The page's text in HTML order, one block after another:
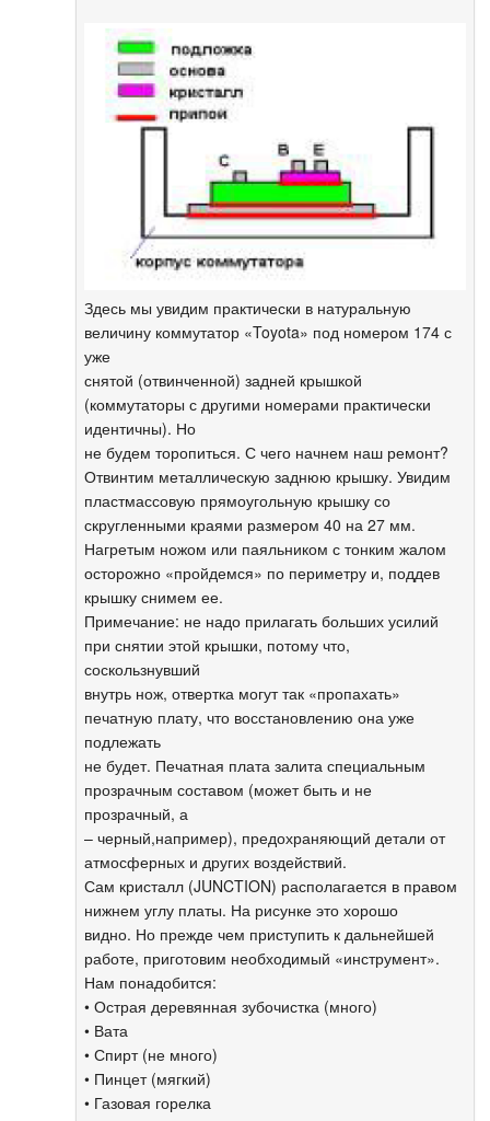
Здесь мы увидим практически в натуральную
величину коммутатор «Toyota» под номером 174 с
уже
снятой (отвинченной) задней крышкой
(коммутаторы с другими номерами практически
идентичны). Но
не будем торопиться. С чего начнем наш ремонт?
Отвинтим металлическую заднюю крышку. Увидим
пластмассовую прямоугольную крышку со
скругленными краями размером 40 на 27 мм.
Нагретым ножом или паяльником с тонким жалом
осторожно «пройдемся» по периметру и, поддев
крышку снимем ее.
Примечание: не надо прилагать больших усилий
при снятии этой крышки, потому что,
соскользнувший
внутрь нож, отвертка могут так «пропахать»
печатную плату, что восстановлению она уже
подлежать
не будет. Печатная плата залита специальным
прозрачным составом (может быть и не
прозрачный, а
– черный,например), предохраняющий детали от
атмосферных и других воздействий.
Сам кристалл (JUNCTION) располагается в правом
нижнем углу платы. На рисунке это хорошо
видно. Но прежде чем приступить к дальнейшей
работе, приготовим необходимый «инструмент».
Нам понадобится:
• Острая деревянная зубочистка (много)
• Вата
• Спирт (не много)
• Пинцет (мягкий)
• Газовая горелка